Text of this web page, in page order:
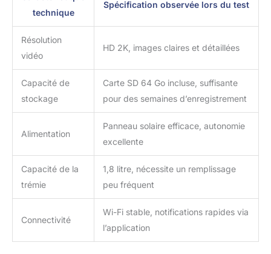
technique
Spécification observée lors du test
Résolution
vidéo
HD 2K, images claires et détaillées
Capacité de
stockage
Carte SD 64 Go incluse, suffisante
pour des semaines d’enregistrement
Alimentation
Panneau solaire efficace, autonomie
excellente
Capacité de la
trémie
1,8 litre, nécessite un remplissage
peu fréquent
Connectivité
Wi-Fi stable, notifications rapides via
l’application